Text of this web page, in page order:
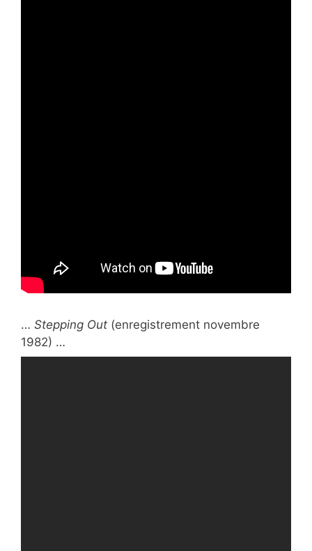
… Stepping Out (enregistrement novembre
1982) …